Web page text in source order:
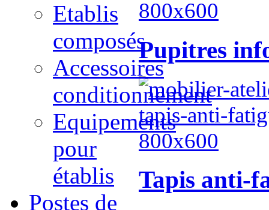
Pupitres
Tapis anti-
Etablis
composés
Accessoires
conditionnement
Equipements
pour
établis
Postes de